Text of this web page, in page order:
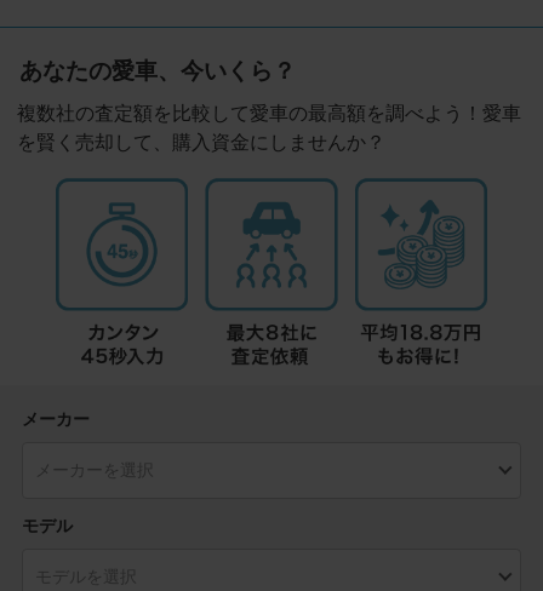
あなたの愛車、今いくら？
複数社の査定額を比較して愛車の最高額を調べよう！愛車
を賢く売却して、購入資金にしませんか？
メーカー
モデル